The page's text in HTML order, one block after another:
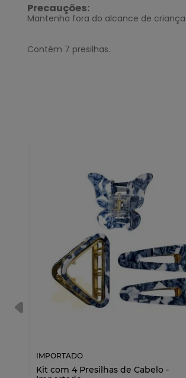
Precauções:
Mantenha fora do alcance de
Contém 7 presilhas.
IMPORTADO
Kit com 4 Presilhas de Cabelo -